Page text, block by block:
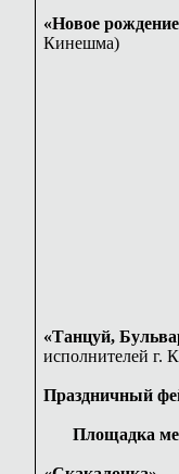
«Новое
Кинешма)
«Танцуй,
исполнителей г.
Праздничный
Площадка